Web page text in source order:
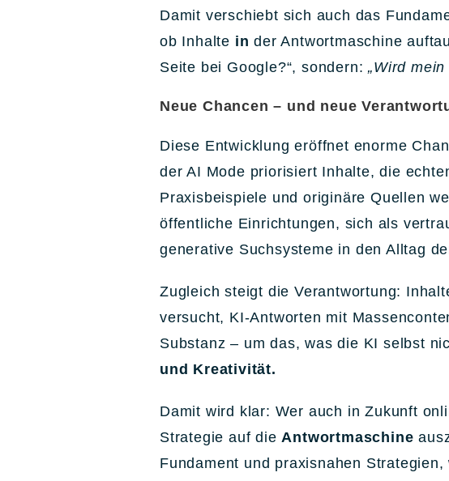
Damit verschiebt sich auch das
ob Inhalte in der Antwortmaschine
Seite bei Google?“, sondern:„Wird
Neue Chancen – und neue
Diese Entwicklung eröffnet enorme
der AI Mode priorisiert Inhalte, die
Praxisbeispiele und originäre Quellen
öffentliche Einrichtungen, sich als
generative Suchsysteme in den Alltag
Zugleich steigt die Verantwortung:
versucht, KI-Antworten mit
Substanz – um das, was die KI selbst
und Kreativität.
Damit wird klar: Wer auch in Zukunft
Strategie auf die Antwortmaschine
Fundament und praxisnahen Strategien,